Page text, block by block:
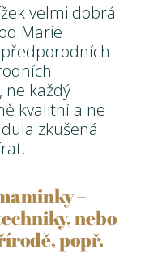
velmi dobrá
Marie
ne každý
kvalitní a ne
zkušená.
–
nebo
popř.